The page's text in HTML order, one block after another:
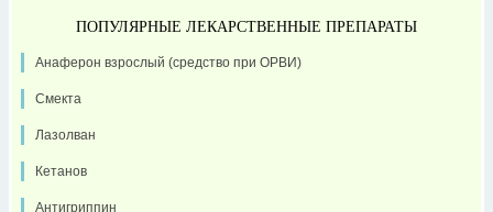
ПОПУЛЯРНЫЕ ЛЕКАРСТВЕННЫЕ ПРЕПАРАТЫ
Анаферон взрослый (средство при ОРВИ)
Смекта
Лазолван
Кетанов
Антигриппин